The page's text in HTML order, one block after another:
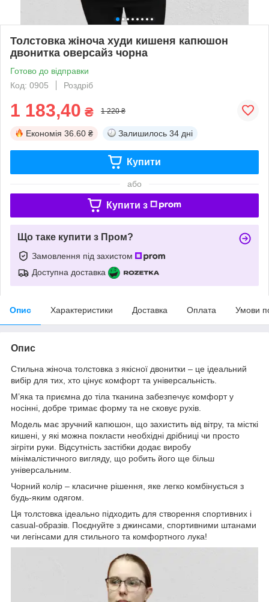
Толстовка жіноча худи кишеня капюшон
двонитка оверсайз чорна
Готово до відправки
Код: 0905
Роздріб
1 183,40 ₴ 1 220 ₴
Економія 36.60 ₴ Залишилось 34 дні
Купити
або
Купити з
Що таке купити з Пром?
Замовлення під захистом
Доступна доставка
Опис Характеристики Доставка Оплата Умови
Опис
Стильна жіноча толстовка з якісної двонитки – це ідеальний
вибір для тих, хто цінує комфорт та універсальність.
М’яка та приємна до тіла тканина забезпечує комфорт у
носінні, добре тримає форму та не сковує рухів.
Модель має зручний капюшон, що захистить від вітру, та місткі
кишені, у які можна покласти необхідні дрібниці чи просто
зігріти руки. Відсутність застібки додає виробу
мінімалістичного вигляду, що робить його ще більш
універсальним.
Чорний колір – класичне рішення, яке легко комбінується з
будь-яким одягом.
Ця толстовка ідеально підходить для створення спортивних і
casual-образів. Поєднуйте з джинсами, спортивними штанами
чи легінсами для стильного та комфортного лука!